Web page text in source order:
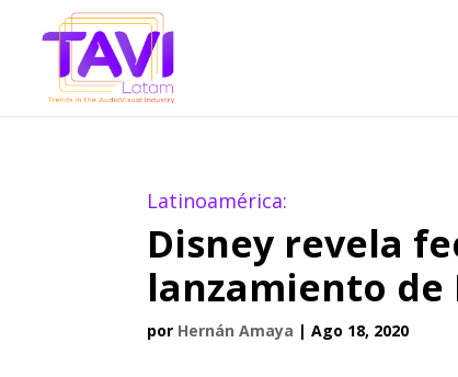
Latinoamérica:
Disney revela
lanzamiento de
por Hernán Amaya |Ago 18, 2020